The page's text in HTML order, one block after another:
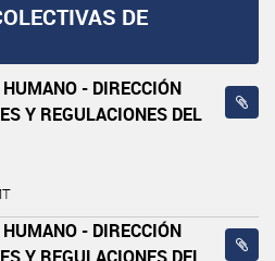
DE
- DIRECCIÓN
Y REGULACIONES DEL
- DIRECCIÓN